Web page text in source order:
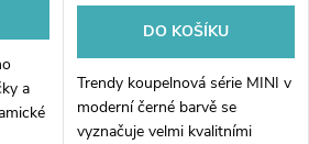
a
DO KOŠÍKU
Trendy koupelnová série MINI v
moderní černé barvě se
vyznačuje velmi kvalitními